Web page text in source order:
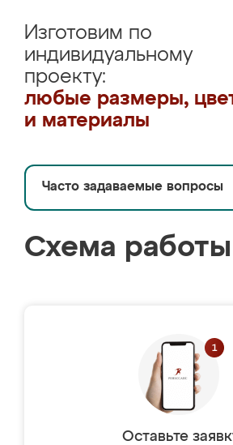
Изготовим по
индивидуальному
проекту:
любые размеры,
и материалы
Часто задаваемые вопросы
Схема работы
Оставьте